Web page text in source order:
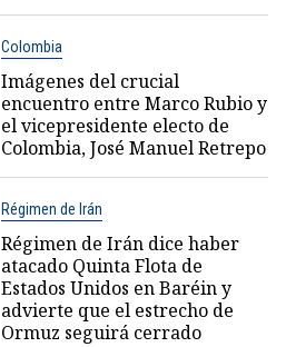
Colombia
Imágenes del crucial
encuentro entre Marco Rubio y
el vicepresidente electo de
Colombia, José Manuel Retrepo
Régimen de Irán
Régimen de Irán dice haber
atacado Quinta Flota de
Estados Unidos en Baréin y
advierte que el estrecho de
Ormuz seguirá cerrado